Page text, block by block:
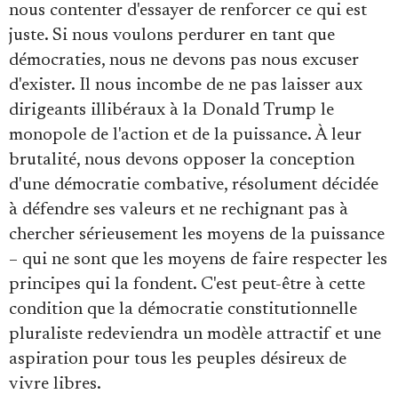
nous contenter d'essayer de renforcer ce qui est
juste. Si nous voulons perdurer en tant que
démocraties, nous ne devons pas nous excuser
d'exister. Il nous incombe de ne pas laisser aux
dirigeants illibéraux à la Donald Trump le
monopole de l'action et de la puissance. À leur
brutalité, nous devons opposer la conception
d'une démocratie combative, résolument décidée
à défendre ses valeurs et ne rechignant pas à
chercher sérieusement les moyens de la puissance
– qui ne sont que les moyens de faire respecter les
principes qui la fondent. C'est peut-être à cette
condition que la démocratie constitutionnelle
pluraliste redeviendra un modèle attractif et une
aspiration pour tous les peuples désireux de
vivre libres.